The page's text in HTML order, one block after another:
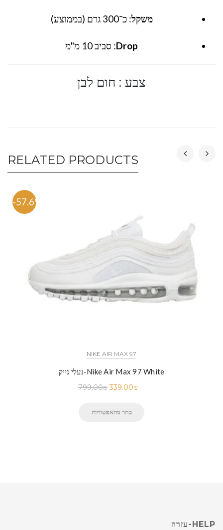
משקל: כ־300 גרם (בממוצע)
Drop: סביב 10 מ"מ
צבע : חום לבן
RELATED PRODUCTS
-57.6%
NIKE AIR MAX 97
נעלי נייק-Nike Air Max 97 White
799.00₪ 339.00₪
בחר מהאפשרויות
HELP-עזרה